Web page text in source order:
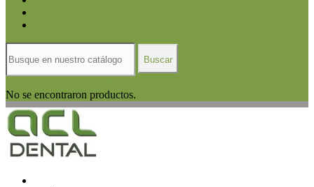
Buscar
No se encontraron productos.